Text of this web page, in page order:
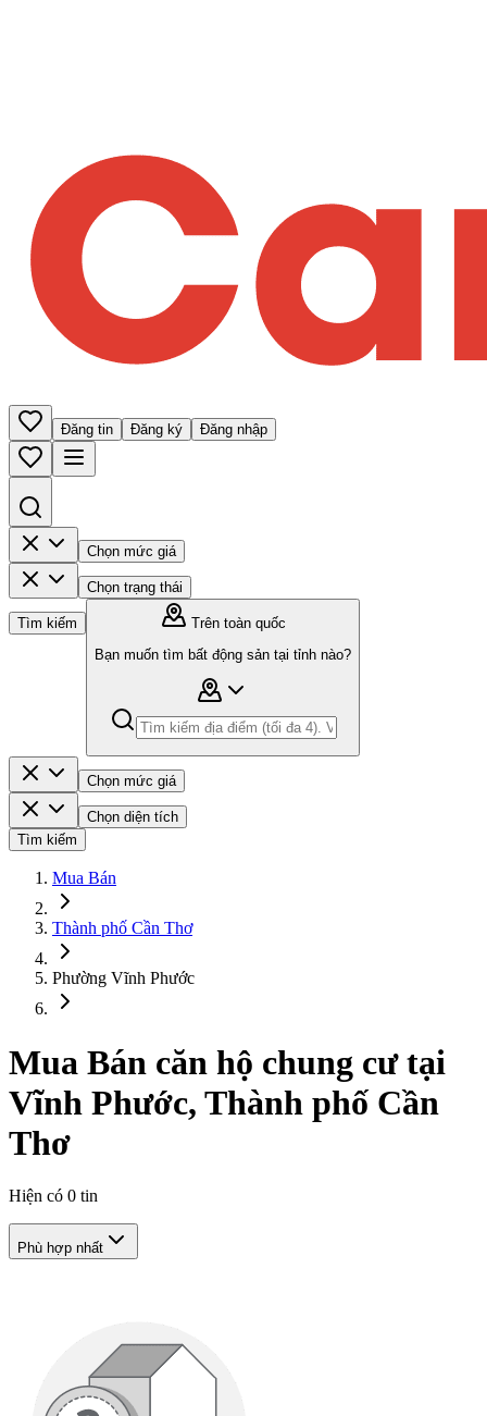
Đăng tin Đăng ký Đăng nhập
Chọn mức giá
Chọn trạng thái
Tìm kiếm
Trên toàn quốc
Bạn muốn tìm bất động sản tại tỉnh nào?
Chọn mức giá
Chọn diện tích
Tìm kiếm
Mua Bán
Thành phố Cần Thơ
Phường Vĩnh Phước
Mua Bán căn hộ chung cư tại
Vĩnh Phước, Thành phố Cần
Thơ
Hiện có 0 tin
Phù hợp nhất